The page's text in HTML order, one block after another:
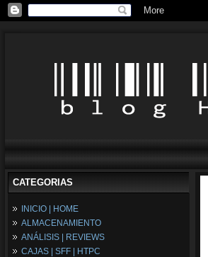
CATEGORIAS
INICIO | HOME
ALMACENAMIENTO
ANÁLISIS | REVIEWS
CAJAS | SFF | HTPC